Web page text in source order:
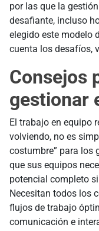
por las que la
desafiante, incluso
elegido este modelo
cuenta los desafíos,
Consejos
gestionar
El trabajo en equipo
volviendo, no es
costumbre” para los
que sus equipos
potencial completo
Necesitan todos los
flujos de trabajo
comunicación e